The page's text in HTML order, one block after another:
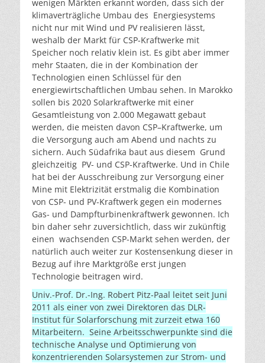
wenigen Märkten erkannt worden, dass sich der
klimaverträgliche Umbau des Energiesystems
nicht nur mit Wind und PV realisieren lässt,
weshalb der Markt für CSP-Kraftwerke mit
Speicher noch relativ klein ist. Es gibt aber immer
mehr Staaten, die in der Kombination der
Technologien einen Schlüssel für den
energiewirtschaftlichen Umbau sehen. In Marokko
sollen bis 2020 Solarkraftwerke mit einer
Gesamtleistung von 2.000 Megawatt gebaut
werden, die meisten davon CSP–Kraftwerke, um
die Versorgung auch am Abend und nachts zu
sichern. Auch Südafrika baut aus diesem Grund
gleichzeitig PV- und CSP-Kraftwerke. Und in Chile
hat bei der Ausschreibung zur Versorgung einer
Mine mit Elektrizität erstmalig die Kombination
von CSP- und PV-Kraftwerk gegen ein modernes
Gas- und Dampfturbinenkraftwerk gewonnen. Ich
bin daher sehr zuversichtlich, dass wir zukünftig
einen wachsenden CSP-Markt sehen werden, der
natürlich auch weiter zur Kostensenkung dieser in
Bezug auf ihre Marktgröße erst jungen
Technologie beitragen wird.
Univ.-Prof. Dr.-Ing. Robert Pitz-Paal leitet seit Juni
2011 als einer von zwei Direktoren das DLR-
Institut für Solarforschung mit zurzeit etwa 160
Mitarbeitern. Seine Arbeitsschwerpunkte sind die
technische Analyse und Optimierung von
konzentrierenden Solarsystemen zur Strom- und